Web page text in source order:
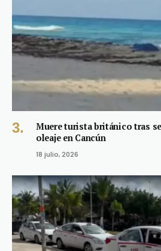
Muere turista británico tras
oleaje en Cancún
18 julio, 2026